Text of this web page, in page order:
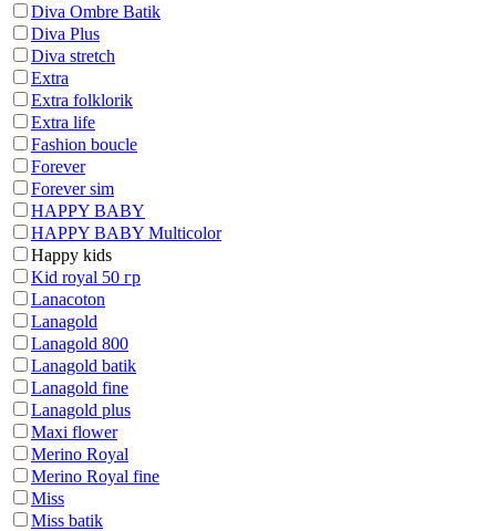
Diva Ombre Batik
Diva Plus
Diva stretch
Extra
Extra folklorik
Extra life
Fashion boucle
Forever
Forever sim
HAPPY BABY
HAPPY BABY Multicolor
Happy kids
Kid royal 50 гр
Lanacoton
Lanagold
Lanagold 800
Lanagold batik
Lanagold fine
Lanagold plus
Maxi flower
Merino Royal
Merino Royal fine
Miss
Miss batik